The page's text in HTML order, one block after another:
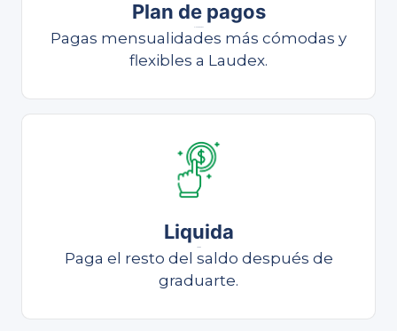
Plan de pagos
Pagas mensualidades más cómodas y
flexibles a Laudex.
Liquida
Paga el resto del saldo después de
graduarte.